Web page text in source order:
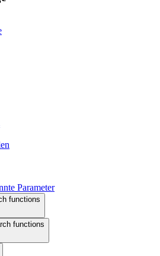
Parameter
functions
functions